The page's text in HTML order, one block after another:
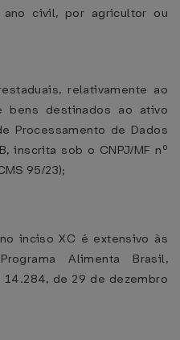
civil, por agricultor ou
relativamente ao
bens destinados ao ativo
Processamento de Dados
inscrita sob o CNPJ/MF nº
95/23);
inciso XC é extensivo às
Alimenta Brasil,
de 29 de dezembro